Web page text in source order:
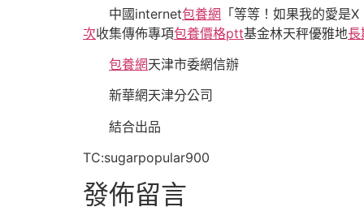
中國internet包養網 「等等！如果我的愛是
次收集傳佈專項包養價格ptt基金林天秤優雅地長
包養網天津市委網信辦
新華網天津分公司
結合出品
TC:sugarpopular900
發佈留言